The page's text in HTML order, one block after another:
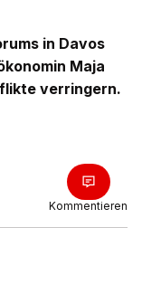
in Davos
Maja
verringern.
Kommentieren